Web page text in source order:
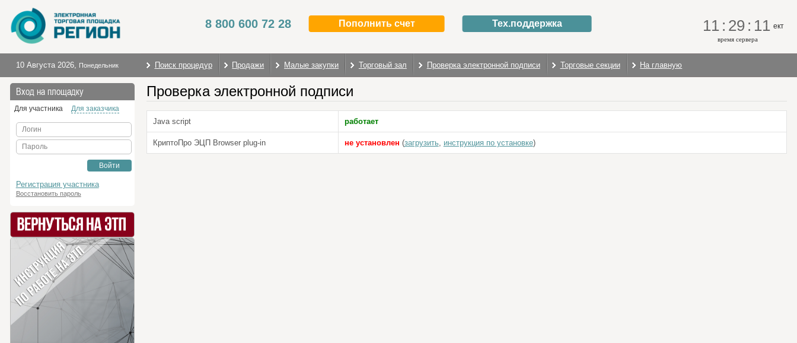
8 800 600 72 28 Пополнить счет Тех.поддержка 11 : 29 : 11 ект
время сервера
10 Августа 2026, Понедельник Поиск процедур Продажи Малые закупки Торговый зал Проверка электронной подписи Торговые секции На главную
Вход на площадку
Для участника Для заказчика
Логин
Пароль
Войти
Регистрация участника
Восстановить пароль
Проверка электронной подписи
Java script работает
КриптоПро ЭЦП Browser plug-in не установлен (загрузить, инструкция по установке)